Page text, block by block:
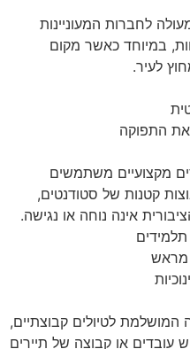
מעולה לחברות המעוניינות
במיוחד כאשר מקום
לעיר.
התפוקה
מקצועיים משתמשים
קטנות של סטודנטים,
אינה נוחה או נגישה.
מראש
הבחירה המושלמת לטיולים קבוצתיים,
עובדים או קבוצה של תיירים